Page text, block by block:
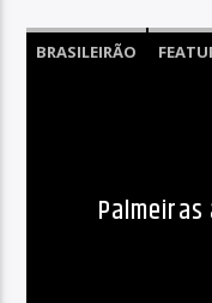
BRASILEIRÃO